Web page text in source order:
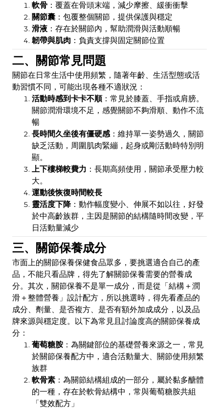
軟骨 ：覆蓋在骨頭末端，減少摩擦、緩衝衝擊
關節囊 ：包覆整個關節，提供保護與穩定
滑液 ：存在於關節內，幫助潤滑與活動順暢
韌帶與肌肉 ：負責支撐與固定關節位置
二、關節常見問題
關節在日常生活中使用頻繁，隨著年齡、生活型態或活
動習慣不同，可能出現各種不適狀況：
活動時感到卡卡不順：常見於膝蓋、手指或肩膀。
關節潤滑環境不足，感覺關節不夠滑順、動作不流
暢
長時間久坐後有僵硬感：維持單一姿勢過久，關節
缺乏活動，周圍肌肉緊繃，起身或剛活動時特別明
顯。
上下樓梯較費力 ：長期高頻使用，關節承受壓力較
大。
運動後恢復時間較長
靈活度下降：動作幅度變小、伸展不如以往，好發
於中高齡族群，主因是關節的結構隨時間改變，平
日活動量減少
三、關節保養成分
市面上的關節保養保健食品眾多，要挑選適合自己的產
品，不能只看品牌，得先了解關節保養需要的營養成
分。其次，關節保養不是單一成分，而是從「結構＋潤
滑＋整體營養」設計配方，所以挑選時，得先看產品的
成分、劑量、是否複方、是否有額外加成成分，以及品
牌來源與穩定度。以下為常見且討論度高的關節保養成
分：
葡萄糖胺 ：為關鍵部位的基礎營養來源之一，常見
於關節保養配方中，適合活動量大、關節使用頻繁
族群
軟骨素 ：為關節結構組成的一部分，屬於黏多醣體
的一種，存在於軟骨結構中，常與葡萄糖胺共組
「雙效配方」